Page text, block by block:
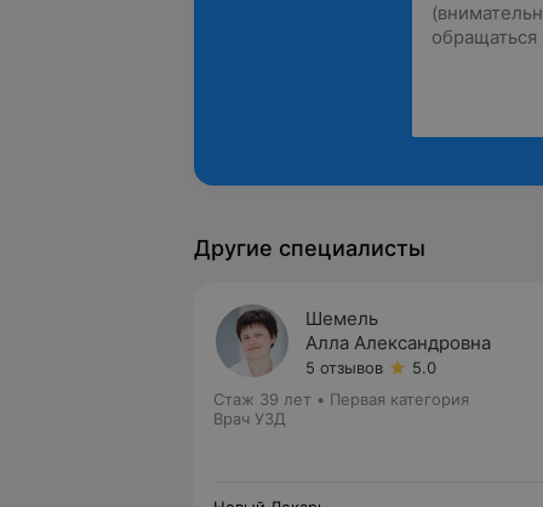
Другие специалисты
Шемель
Алла Александровна
5 отзывов
5.0
Стаж 39 лет • Первая категория
Врач УЗД